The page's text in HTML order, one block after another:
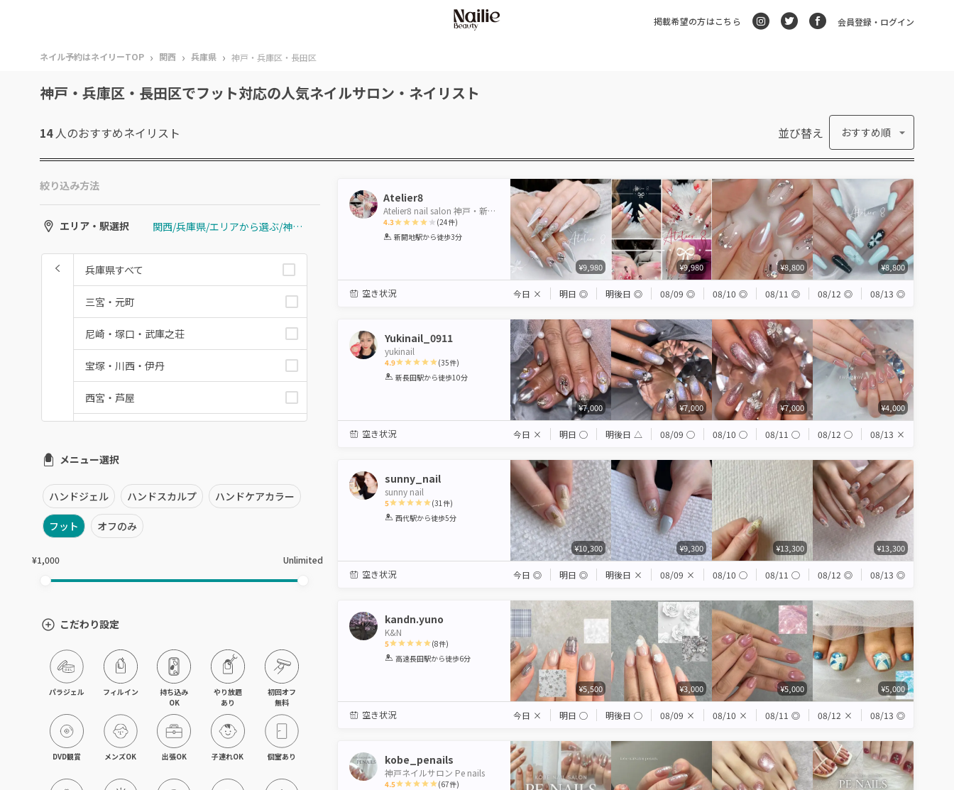
掲載希望の方はこちら 会員登録・ログイン
ネイル予約はネイリーTOP › 関西 › 兵庫県 › 神戸・兵庫区・長田区
神戸・兵庫区・長田区でフット対応の人気ネイルサロン・ネイリスト
14人のおすすめネイリスト 並び替え おすすめ順
絞り込み方法
エリア・駅選択 関西/兵庫県/エリアから選ぶ/神戸・兵庫区・長田区
兵庫県すべて
三宮・元町
尼崎・塚口・武庫之荘
宝塚・川西・伊丹
西宮・芦屋
神戸・兵庫区・長田区
須磨区・垂水区・西区
三田・北区
兵庫県その他
メニュー選択
ハンドジェル ハンドスカルプ ハンドケアカラー
フット オフのみ
¥1,000 Unlimited
こだわり設定
パラジェル フィルイン
持ち込み
OK
やり放題
あり
初回オフ
無料
DVD観賞 メンズOK 出張OK 子連れOK 個室あり
Atelier8
Atelier8 nail salon 神戸・新開地
4.3
1 2 3 4 5
(24件)
新開地駅から徒歩3分
¥9,980 ¥9,980 ¥8,800 ¥8,800
空き状況 今日 × 明日 ◎ 明後日 ◎ 08/09 ◎ 08/10 ◎ 08/11 ◎ 08/12 ◎ 08/13 ◎
Yukinail_0911
yukinail
4.9
1 2 3 4 5
(35件)
新長田駅から徒歩10分
¥7,000 ¥7,000 ¥7,000 ¥4,000
空き状況 今日 × 明日 ◯ 明後日 △ 08/09 ◯ 08/10 ◯ 08/11 ◯ 08/12 ◯ 08/13 ×
sunny_nail
sunny nail
5
1 2 3 4 5
(31 件)
西代駅から徒歩5分
¥10,300 ¥9,300 ¥13,300 ¥13,300
空き状況 今日 ◎ 明日 ◎ 明後日 × 08/09 × 08/10 ◯ 08/11 ◯ 08/12 ◎ 08/13 ◎
kandn.yuno
K&N
5
1 2 3 4 5
(8件)
高速長田駅から徒歩6分
¥5,500 ¥3,000 ¥5,000 ¥5,000
空き状況 今日 × 明日 ◯ 明後日 ◯ 08/09 × 08/10 × 08/11 ◎ 08/12 × 08/13 ◎
kobe_penails
神戸ネイルサロン Pe nails
4.5 (67件)